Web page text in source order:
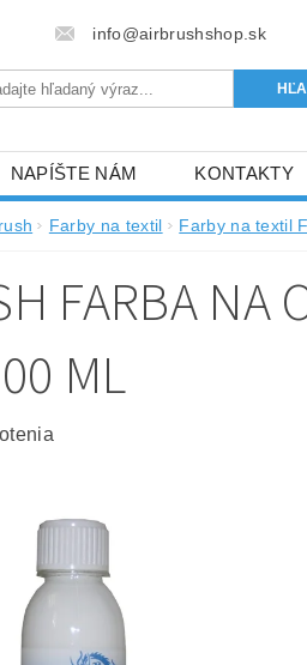
info@airbrushshop.sk
NAPÍŠTE NÁM KONTAKTY
Farby na textil Farby na textil
FARBA NA
ML